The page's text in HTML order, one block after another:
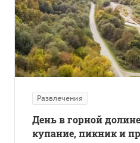
Развлечения
День в горной
купание, пикник и